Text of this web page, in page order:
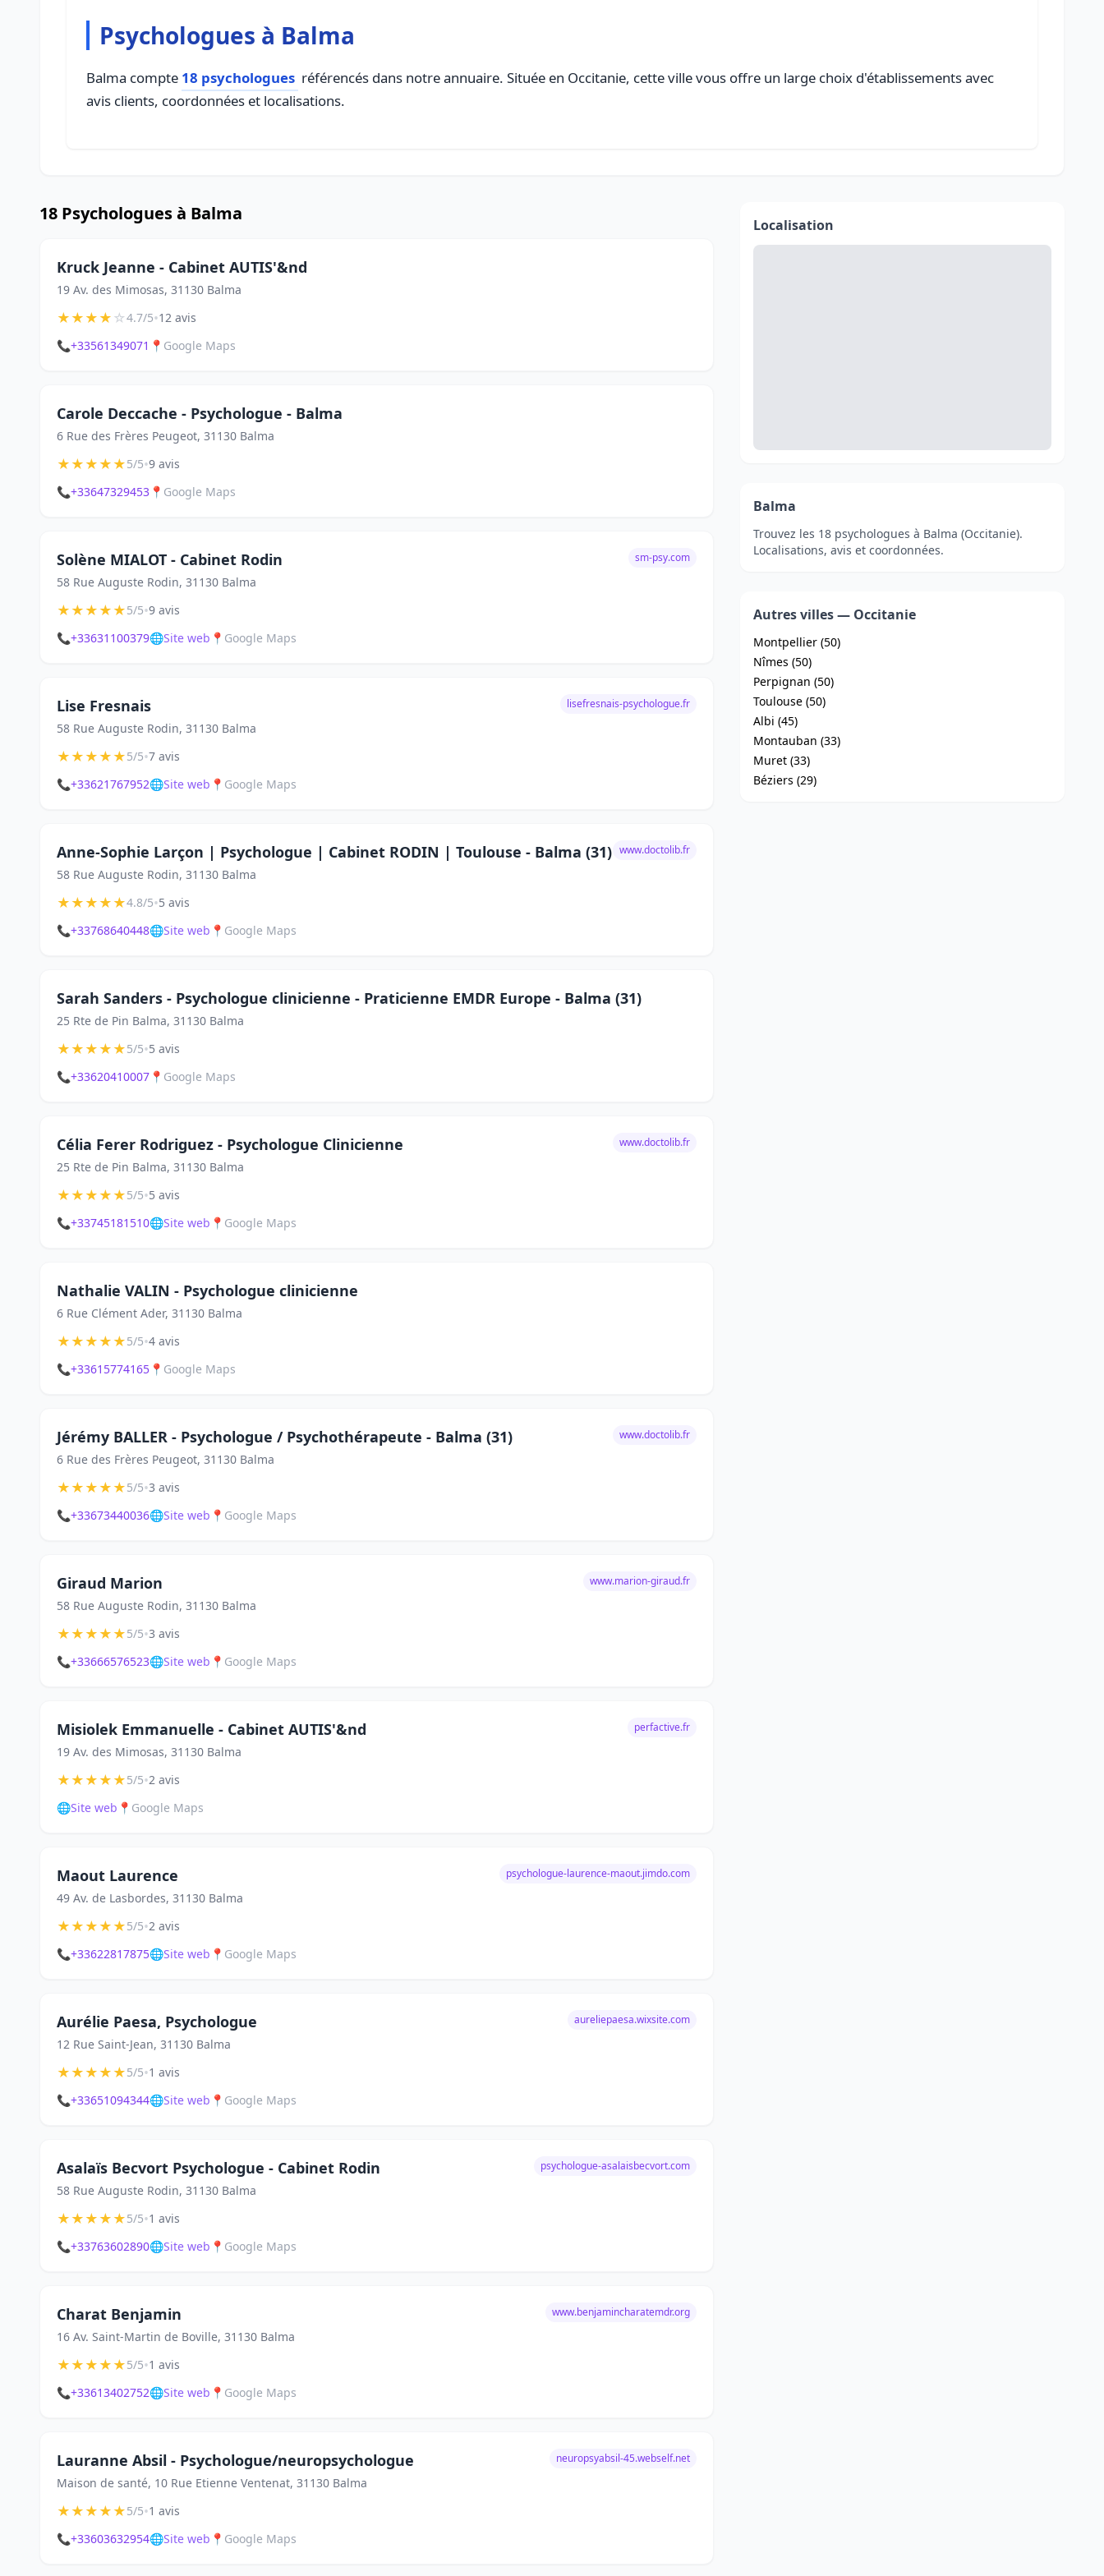
Psychologues à Balma
Balma compte 18 psychologues référencés dans notre annuaire. Située en Occitanie, cette ville vous offre un large choix d'établissements avec
avis clients, coordonnées et localisations.
18 Psychologues à Balma
Kruck Jeanne - Cabinet AUTIS'&nd
19 Av. des Mimosas, 31130 Balma
★★★★☆4.7/5•12 avis
📞+33561349071 📍 Google Maps
Carole Deccache - Psychologue - Balma
6 Rue des Frères Peugeot, 31130 Balma
★★★★★5/5•9 avis
📞+33647329453 📍 Google Maps
Solène MIALOT - Cabinet Rodin
58 Rue Auguste Rodin, 31130 Balma
sm-psy.com
★★★★★5/5•9 avis
📞+33631100379🌐Site web 📍 Google Maps
Lise Fresnais
58 Rue Auguste Rodin, 31130 Balma
lisefresnais-psychologue.fr
★★★★★5/5•7 avis
📞+33621767952🌐Site web 📍 Google Maps
Anne-Sophie Larçon | Psychologue | Cabinet RODIN | Toulouse - Balma (31)
58 Rue Auguste Rodin, 31130 Balma
www.doctolib.fr
★★★★★4.8/5•5 avis
📞+33768640448🌐Site web 📍 Google Maps
Sarah Sanders - Psychologue clinicienne - Praticienne EMDR Europe - Balma (31)
25 Rte de Pin Balma, 31130 Balma
★★★★★5/5•5 avis
📞+33620410007 📍 Google Maps
Célia Ferer Rodriguez - Psychologue Clinicienne
25 Rte de Pin Balma, 31130 Balma
www.doctolib.fr
★★★★★5/5•5 avis
📞+33745181510🌐Site web 📍 Google Maps
Nathalie VALIN - Psychologue clinicienne
6 Rue Clément Ader, 31130 Balma
★★★★★5/5•4 avis
📞+33615774165 📍 Google Maps
Jérémy BALLER - Psychologue / Psychothérapeute - Balma (31)
6 Rue des Frères Peugeot, 31130 Balma
www.doctolib.fr
★★★★★5/5•3 avis
📞+33673440036🌐Site web 📍 Google Maps
Giraud Marion
58 Rue Auguste Rodin, 31130 Balma
www.marion-giraud.fr
★★★★★5/5•3 avis
📞+33666576523🌐Site web 📍 Google Maps
Misiolek Emmanuelle - Cabinet AUTIS'&nd
19 Av. des Mimosas, 31130 Balma
perfactive.fr
★★★★★5/5•2 avis
🌐Site web 📍 Google Maps
Maout Laurence
49 Av. de Lasbordes, 31130 Balma
psychologue-laurence-maout.jimdo.com
★★★★★5/5•2 avis
📞+33622817875🌐Site web 📍 Google Maps
Aurélie Paesa, Psychologue
12 Rue Saint-Jean, 31130 Balma
aureliepaesa.wixsite.com
★★★★★5/5•1 avis
📞+33651094344🌐Site web 📍 Google Maps
Asalaïs Becvort Psychologue - Cabinet Rodin
58 Rue Auguste Rodin, 31130 Balma
psychologue-asalaisbecvort.com
★★★★★5/5•1 avis
📞+33763602890🌐Site web 📍 Google Maps
Charat Benjamin
16 Av. Saint-Martin de Boville, 31130 Balma
www.benjamincharatemdr.org
★★★★★5/5•1 avis
📞+33613402752🌐Site web 📍 Google Maps
Lauranne Absil - Psychologue/neuropsychologue
Maison de santé, 10 Rue Etienne Ventenat, 31130 Balma
neuropsyabsil-45.webself.net
★★★★★5/5•1 avis
📞+33603632954🌐Site web 📍 Google Maps
Localisation
Balma
Trouvez les 18 psychologues à Balma (Occitanie).
Localisations, avis et coordonnées.
Autres villes — Occitanie
Montpellier (50)
Nîmes (50)
Perpignan (50)
Toulouse (50)
Albi (45)
Montauban (33)
Muret (33)
Béziers (29)